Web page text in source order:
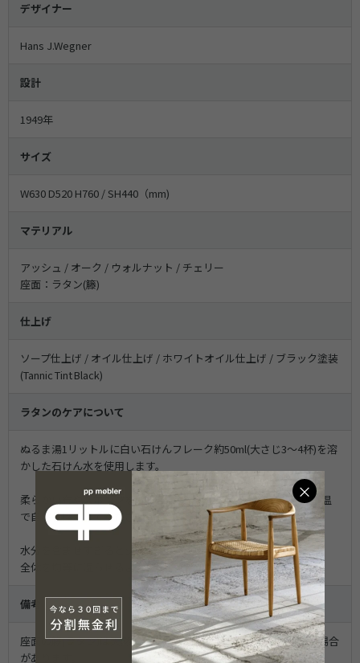
デザイナー
Hans J.Wegner
設計
1949年
サイズ
W630 D520 H760 / SH440（mm)
マテリアル
アッシュ / オーク / ウォルナット / チェリー
座面：ラタン(籐)
仕上げ
ソープ仕上げ / オイル仕上げ / ホワイトオイル仕上げ / ブラック塗装
(Tannic Tint Black)
ラタンのケアについて
ぬるま湯1リットルに白い石けんフレーク約50ml(大さじ3〜4杯)を溶
かした石けん水を使用します。
柔らかい布やスポンジを軽く絞ってやさしく拭き、すすがずに室温
で自然乾燥させてください。
水分を含ませすぎるとシミや変色の原因になるため、
全体を均等に湿らせるように拭くのがポイントです。
備考
座面の籐(ラタン)は天然素材のため、色ムラや微細な割れがある場合
があります。
×